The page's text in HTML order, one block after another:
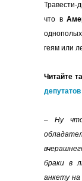
Травести-
что в
геям или
Читайте
– Ну что
браки в
анкету на